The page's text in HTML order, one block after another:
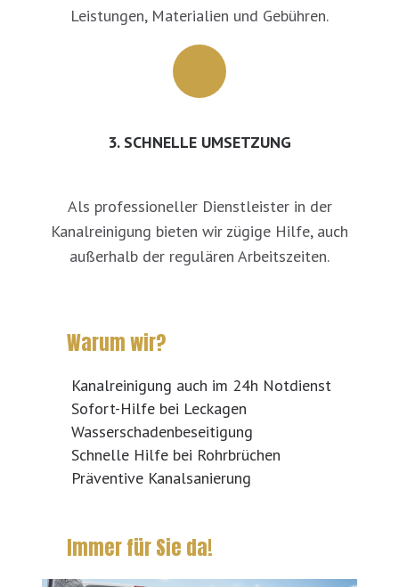
Leistungen, Materialien und Gebühren.
3. SCHNELLE UMSETZUNG
Als professioneller Dienstleister in der
Kanalreinigung bieten wir zügige Hilfe, auch
außerhalb der regulären Arbeitszeiten.
Warum wir?
Kanalreinigung auch im 24h Notdienst
Sofort-Hilfe bei Leckagen
Wasserschadenbeseitigung
Schnelle Hilfe bei Rohrbrüchen
Präventive Kanalsanierung
Immer für Sie da!